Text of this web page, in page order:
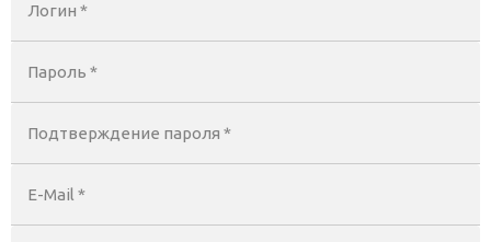
Логин *
Пароль *
Подтверждение пароля *
E-Mail *